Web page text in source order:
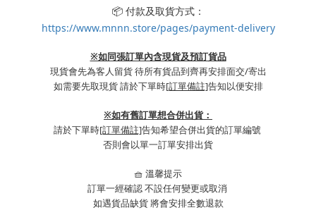
📦 付款及取貨方式：
https://www.mnnn.store/pages/payment-delivery
※如同張訂單內含現貨及預訂貨品
現貨會先為客人留貨 待所有貨品到齊再安排面交/寄出
如需要先取現貨 請於下單時[訂單備註]告知以便安排
※如有舊訂單想合併出貨：
請於下單時[訂單備註]告知希望合併出貨的訂單編號
否則會以單一訂單安排出貨
🧺 溫馨提示
訂單一經確認 不設任何變更或取消
如遇貨品缺貨 將會安排全數退款